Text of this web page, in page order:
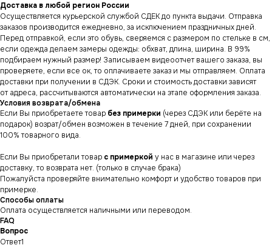
Доставка в любой регион России
Осуществляется курьерской службой СДЕК до пункта выдачи. Отправка
заказов производится ежедневно, за исключением праздничных дней.
Перед отправкой, если это обувь, сверяемся с размером по стельке в см,
если одежда делаем замеры одежды: обхват, длина, ширина. В 99%
подбираем нужный размер! Записываем видеоотчет вашего заказа, вы
проверяете, если все ок, то оплачиваете заказ и мы отправляем. Оплата
доставки при получении в СДЭК. Сроки и стоимость доставки зависят
от адреса, рассчитываются автоматически на этапе оформления заказа.
Условия возврата/обмена
Если Вы приобретаете товар без примерки (через СДЭК или берёте на
подарок) возрат/обмен возможен в течение 7 дней, при сохранении
100% товарного вида.
Если Вы приобретали товар с примеркой у нас в магазине или через
доставку, то возврата нет. (только в случае брака)
Пожалуйста проверяйте внимательно комфорт и удобство товаров при
примерке.
Способы оплаты
Оплата осуществляется наличными или переводом.
FAQ
Вопрос
Ответ1
СНИКЕРСДИЛЕР
Магазин кроссовок
и одежды в центре
Санкт-Петербурга
©СНИКЕРСДИЛЕР 2024-26.
Все права защищены
Написать менеджеру
КАТАЛОГ